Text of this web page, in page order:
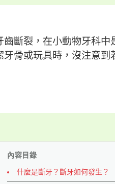
齒斷裂，在小動物牙科
牙骨或玩具時，沒注意到
內容目錄
什麼是斷牙？斷牙如何發生？